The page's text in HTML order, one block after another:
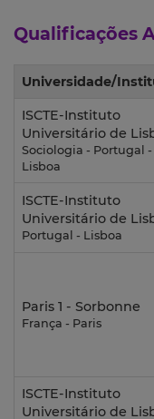
Qualificações
Universidade/
ISCTE-Instituto
Universitário de
Sociologia - Portugal -
Lisboa
ISCTE-Instituto
Universitário de
Portugal - Lisboa
Paris 1 - Sorbonne
França - Paris
ISCTE-Instituto
Universitário de